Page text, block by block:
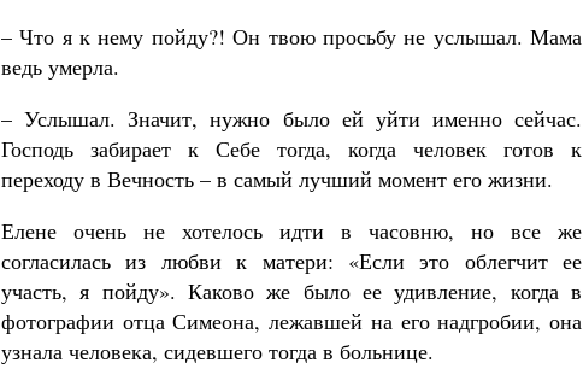
– Что я к нему пойду?! Он твою просьбу не услышал. Мама
ведь умерла.
– Услышал. Значит, нужно было ей уйти именно сейчас.
Господь забирает к Себе тогда, когда человек готов к
переходу в Вечность – в самый лучший момент его жизни.
Елене очень не хотелось идти в часовню, но все же
согласилась из любви к матери: «Если это облегчит ее
участь, я пойду». Каково же было ее удивление, когда в
фотографии отца Симеона, лежавшей на его надгробии, она
узнала человека, сидевшего тогда в больнице.